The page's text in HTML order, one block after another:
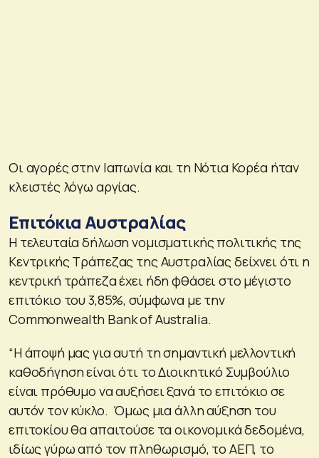
Οι αγορές στην Ιαπωνία και τη Νότια Κορέα ήταν
κλειστές λόγω αργίας.
Επιτόκια Αυστραλίας
Η τελευταία δήλωση νομισματικής πολιτικής της
Κεντρικής Τράπεζας της Αυστραλίας δείχνει ότι η
κεντρική τράπεζα έχει ήδη φθάσει στο μέγιστο
επιτόκιο του 3,85%, σύμφωνα με την
Commonwealth Bank of Australia.
“Η άποψή μας για αυτή τη σημαντική μελλοντική
καθοδήγηση είναι ότι το Διοικητικό Συμβούλιο
είναι πρόθυμο να αυξήσει ξανά το επιτόκιο σε
αυτόν τον κύκλο. Όμως μια άλλη αύξηση του
επιτοκίου θα απαιτούσε τα οικονομικά δεδομένα,
ιδίως γύρω από τον πληθωρισμό, το ΑΕΠ, το